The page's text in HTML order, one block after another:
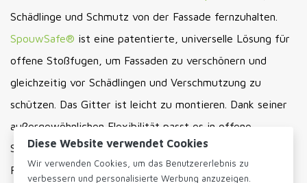
Schädlinge und Schmutz von der Fassade fernzuhalten.
SpouwSafe® ist eine patentierte, universelle Lösung für
offene Stoßfugen, um Fassaden zu verschönern und
gleichzeitig vor Schädlingen und Verschmutzung zu
schützen. Das Gitter ist leicht zu montieren. Dank seiner
außergewöhnlichen Flexibilität passt es in offene
Stoßfugen von 5 bis 25 mm Breite. Der starke Edelstahl-
Federstahl sorgt für hervorragende Klemmung.
Diese Website verwendet Cookies
Wir verwenden Cookies, um das Benutzererlebnis zu
verbessern und personalisierte Werbung anzuzeigen.